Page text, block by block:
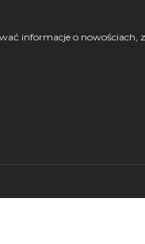
informacje o nowościach,